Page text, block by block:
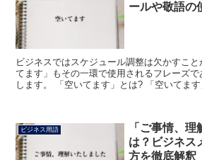
ールや敬語の
ビジネスではスケジュール調整は欠かすこ
てます」もその一環で使用されるフレーズ
します。 「空いてます」とは? 「空いてま
ビジネス用語
「ご事情、
は？ビジネス
方を徹底解釈